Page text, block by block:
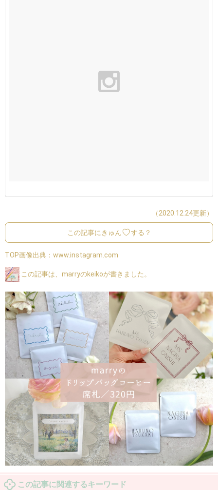
（2020.12.24更新）
この記事にきゅん する？
TOP画像出典： www.instagram.com
この記事は、marryのkeikoが書きました。
この記事に関連するキーワード